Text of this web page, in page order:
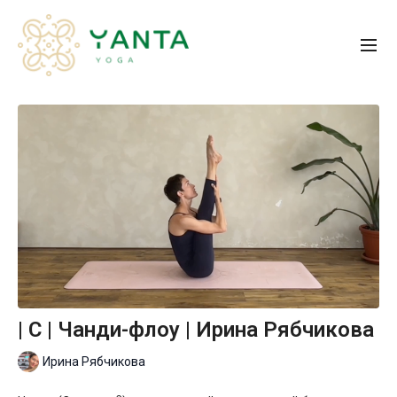
| C | Чанди-флоу | Ирина Рябчикова
Ирина Рябчикова